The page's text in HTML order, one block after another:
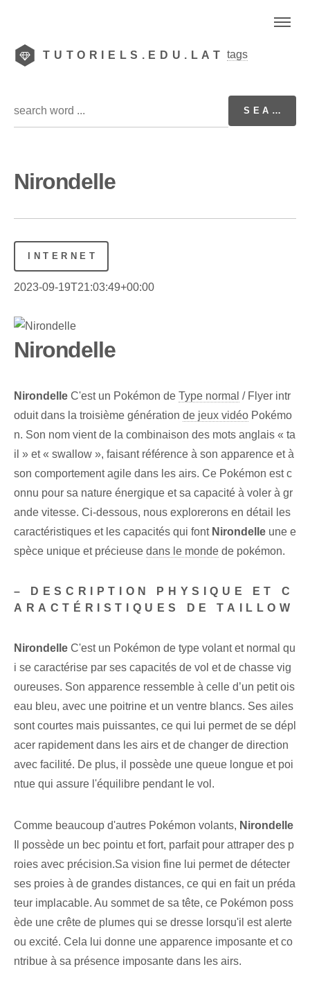
TUTORIELS.EDU.LAT tags
Nirondelle
INTERNET
2023-09-19T21:03:49+00:00
Nirondelle
Nirondelle C'est un Pokémon de Type normal / Flyer intr
oduit dans la troisième génération de jeux vidéo Pokémo
n. Son nom vient de la combinaison des mots anglais « ta
il » et « swallow », faisant référence à son apparence et à
son comportement agile dans les airs. Ce Pokémon est c
onnu pour sa nature énergique et sa capacité à voler à gr
ande vitesse. Ci-dessous, nous explorerons en détail les
caractéristiques et les capacités qui font Nirondelle une e
spèce unique et précieuse dans le monde de pokémon.
– DESCRIPTION PHYSIQUE ET C
ARACTÉRISTIQUES DE ‍TAILLOW
Nirondelle C'est un Pokémon de type volant et normal qu
i se caractérise par ses capacités de vol et de chasse vig
oureuses. Son apparence ressemble à celle d’un petit ois
eau bleu, avec une poitrine et un ventre blancs. Ses ailes
sont courtes mais puissantes, ce qui lui permet de se dépl
acer rapidement dans les airs et de changer de direction
avec facilité. De plus, il possède une queue longue et poi
ntue⁤ qui assure l'équilibre pendant le vol.
Comme beaucoup d'autres Pokémon volants, Nirondelle
Il possède un bec pointu et fort, parfait pour attraper des p
roies avec précision.Sa vision fine lui permet de détecter
ses proies à de grandes distances, ce qui en fait un préda
teur implacable. Au sommet de sa tête, ce Pokémon poss
ède une crête de plumes qui se dresse lorsqu'il est alerte
ou excité. Cela lui donne une apparence imposante et co
ntribue à sa présence imposante dans les airs.